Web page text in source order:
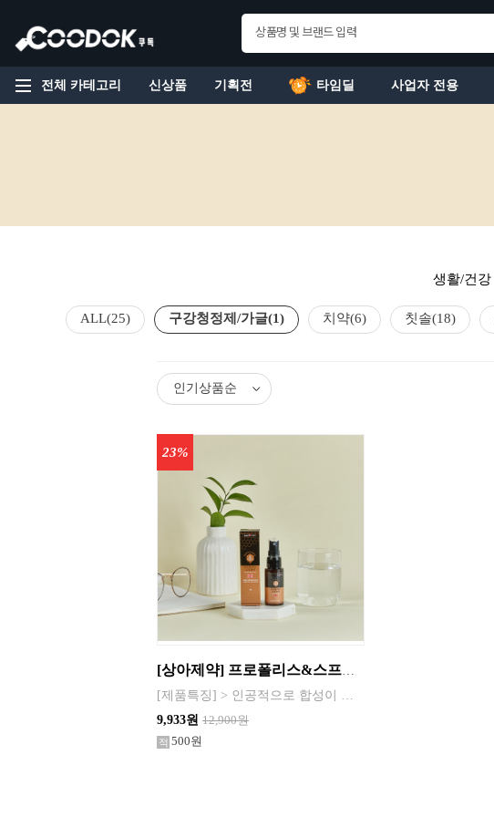
전체 카테고리 신상품 기획전 타임딜 사업자 전용
생활/건강
ALL(25) 구강청정제/가글(1) 치약(6) 칫솔(18)
23%
9,933원 12,900원
500원